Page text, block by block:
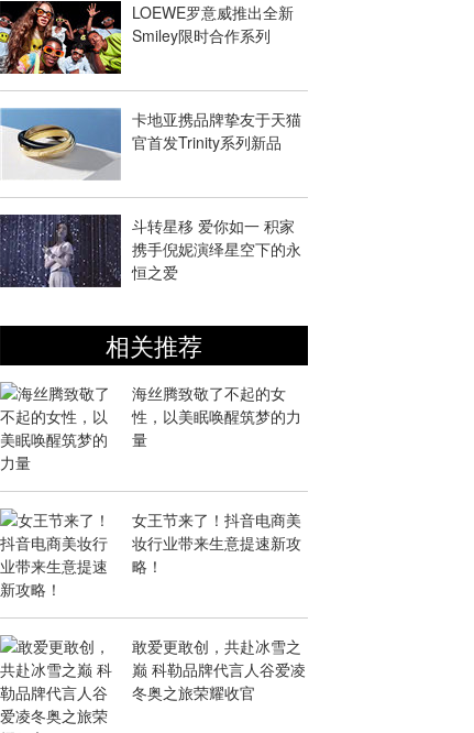
LOEWE罗意威推出全新
Smiley限时合作系列
卡地亚携品牌挚友于天猫
官首发Trinity系列新品
斗转星移 爱你如一 积家
携手倪妮演绎星空下的永
恒之爱
相关推荐
海丝腾致敬了不起的女
性，以美眠唤醒筑梦的力
量
女王节来了！抖音电商美
妆行业带来生意提速新攻
略！
敢爱更敢创，共赴冰雪之
巅 科勒品牌代言人谷爱凌
冬奥之旅荣耀收官